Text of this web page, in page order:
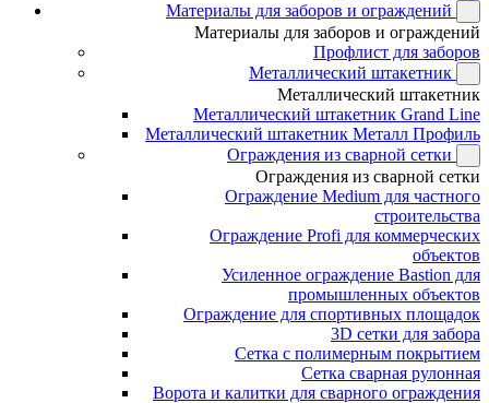
Материалы для заборов и ограждений
Материалы для заборов и ограждений
Профлист для заборов
Металлический штакетник
Металлический штакетник
Металлический штакетник Grand Line
Металлический штакетник Металл Профиль
Ограждения из сварной сетки
Ограждения из сварной сетки
Ограждение Medium для частного
строительства
Ограждение Profi для коммерческих
объектов
Усиленное ограждение Bastion для
промышленных объектов
Ограждение для спортивных площадок
3D сетки для забора
Сетка с полимерным покрытием
Сетка сварная рулонная
Ворота и калитки для сварного ограждения